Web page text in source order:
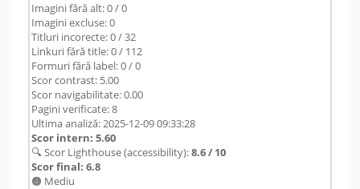
Imagini fără alt: 0 / 0
Imagini excluse: 0
Titluri incorecte: 0 / 32
Linkuri fără title: 0 / 112
Formuri fără label: 0 / 0
Scor contrast: 5.00
Scor navigabilitate: 0.00
Pagini verificate: 8
Ultima analiză: 2025-12-09 09:33:28
Scor intern: 5.60
🔍 Scor Lighthouse (accessibility):8.6 / 10
Scor final: 6.8
🟠 Mediu